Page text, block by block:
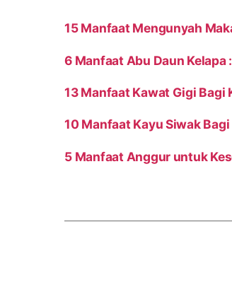
15 Manfaat Mengunyah
6 Manfaat Abu Daun Kelapa
13 Manfaat Kawat Gigi Bagi
10 Manfaat Kayu Siwak
5 Manfaat Anggur untuk